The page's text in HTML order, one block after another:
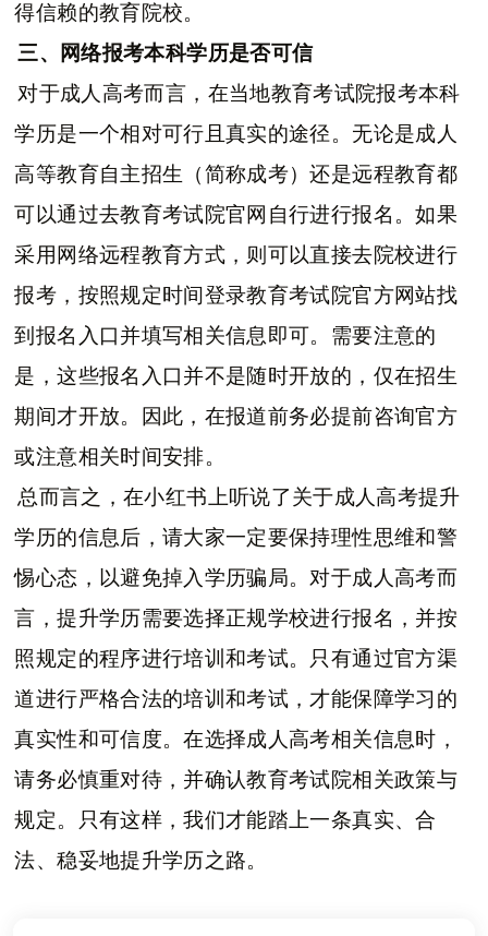
得信赖的教育院校。
三、网络报考本科学历是否可信
对于成人高考而言，在当地教育考试院报考本科
学历是一个相对可行且真实的途径。无论是成人
高等教育自主招生（简称成考）还是远程教育都
可以通过去教育考试院官网自行进行报名。如果
采用网络远程教育方式，则可以直接去院校进行
报考，按照规定时间登录教育考试院官方网站找
到报名入口并填写相关信息即可。需要注意的
是，这些报名入口并不是随时开放的，仅在招生
期间才开放。因此，在报道前务必提前咨询官方
或注意相关时间安排。
总而言之，在小红书上听说了关于成人高考提升
学历的信息后，请大家一定要保持理性思维和警
惕心态，以避免掉入学历骗局。对于成人高考而
言，提升学历需要选择正规学校进行报名，并按
照规定的程序进行培训和考试。只有通过官方渠
道进行严格合法的培训和考试，才能保障学习的
真实性和可信度。在选择成人高考相关信息时，
请务必慎重对待，并确认教育考试院相关政策与
规定。只有这样，我们才能踏上一条真实、合
法、稳妥地提升学历之路。